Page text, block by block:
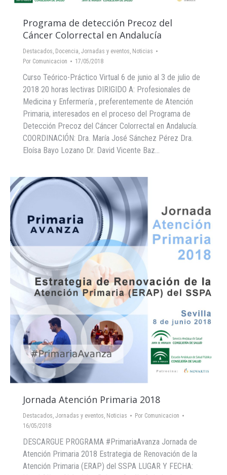
Programa de detección Precoz del
Cáncer Colorrectal en Andalucía
Destacados, Docencia, Jornadas y eventos, Noticias
Por Comunicacion 17/05/2018
Curso Teórico-Práctico Virtual 6 de junio al 3 de julio de
2018 20 horas lectivas DIRIGIDO A: Profesionales de
Medicina y Enfermería , preferentemente de Atención
Primaria, interesados en el proceso del Programa de
Detección Precoz del Cáncer Colorrectal en Andalucía.
COORDINACIÓN: Dra. María José Sánchez Pérez Dra.
Eloísa Bayo Lozano Dr. David Vicente Baz…
Jornada Atención Primaria 2018
Destacados, Jornadas y eventos, Noticias Por Comunicacion
16/05/2018
DESCARGUE PROGRAMA #PrimariaAvanza Jornada de
Atención Primaria 2018 Estrategia de Renovación de la
Atención Primaria (ERAP) del SSPA LUGAR Y FECHA: